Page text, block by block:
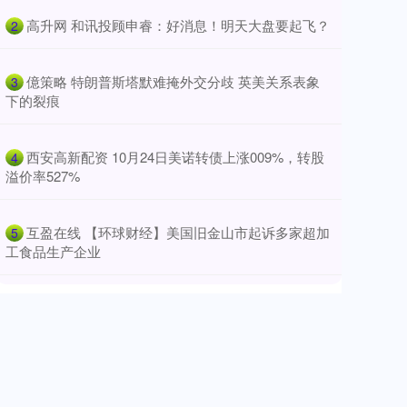
2 ​高升网 和讯投顾申睿：好消息！明天大盘要起飞？
3 ​億策略 特朗普斯塔默难掩外交分歧 英美关系表象
下的裂痕
4 ​西安高新配资 10月24日美诺转债上涨009%，转股
溢价率527%
5 ​互盈在线 【环球财经】美国旧金山市起诉多家超加
工食品生产企业